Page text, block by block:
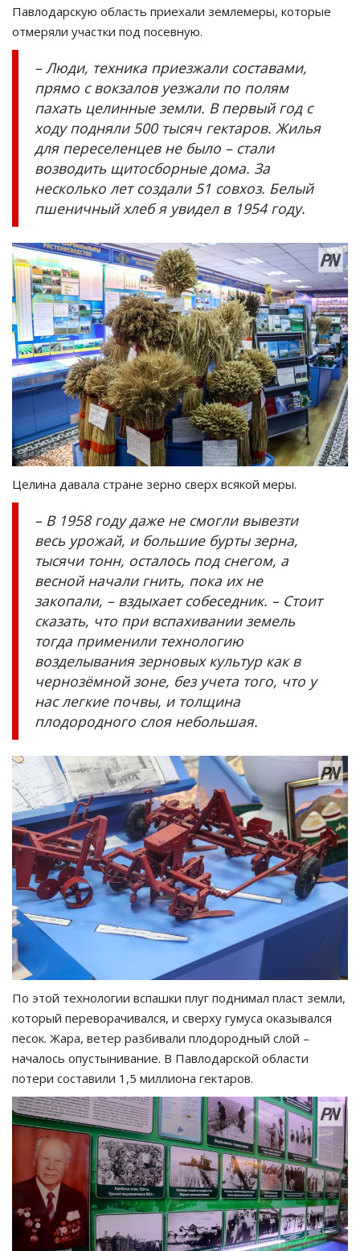
Павлодарскую область приехали землемеры, которые
отмеряли участки под посевную.
– Люди, техника приезжали составами,
прямо с вокзалов уезжали по полям
пахать целинные земли. В первый год с
ходу подняли 500 тысяч гектаров. Жилья
для переселенцев не было – стали
возводить щитосборные дома. За
несколько лет создали 51 совхоз. Белый
пшеничный хлеб я увидел в 1954 году.
Целина давала стране зерно сверх всякой меры.
– В 1958 году даже не смогли вывезти
весь урожай, и большие бурты зерна,
тысячи тонн, осталось под снегом, а
весной начали гнить, пока их не
закопали, – вздыхает собеседник. – Стоит
сказать, что при вспахивании земель
тогда применили технологию
возделывания зерновых культур как в
чернозёмной зоне, без учета того, что у
нас легкие почвы, и толщина
плодородного слоя небольшая.
По этой технологии вспашки плуг поднимал пласт земли,
который переворачивался, и сверху гумуса оказывался
песок. Жара, ветер разбивали плодородный слой –
началось опустынивание. В Павлодарской области
потери составили 1,5 миллиона гектаров.